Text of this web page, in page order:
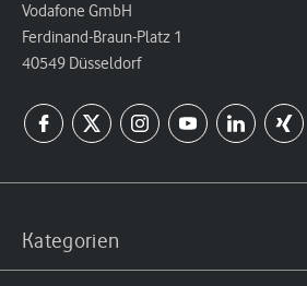
Vodafone GmbH
Ferdinand-Braun-Platz 1
40549 Düsseldorf
Kategorien